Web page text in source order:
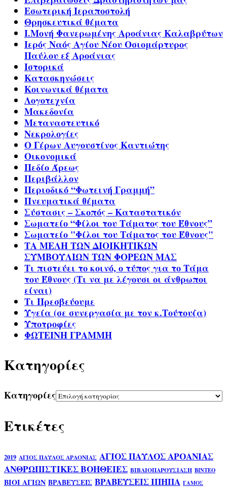
Εσωτερική Ιεραποστολή
Θρησκευτικά θέματα
Ι.Μονή Φανερωμένης Αροάνιας Καλαβρύτων
Ιερός Ναός Αγίου Νέου Οσιομάρτυρος
Παύλου εξ Αροάνιας
Ιστορικά
Κατασκηνώσεις
Κοινωνικά θέματα
Λογοτεχνία
Μακεδονία
Μεταναστευτικό
Νεκρολογίες
Ο Γέρων Αυγουστίνος Καντιώτης
Οικονομικά
Πεδίο Άρεως
Περιβάλλον
Περιοδικό “Φωτεινή Γραμμή”
Πνευματικά θέματα
Σύστασις – Σκοπός – Καταστατικόν
Σωματείο “Φίλοι του Τάματος του Έθνους”
Σωματείο "Φίλοι του Τάματος του Έθνους"
ΤΑ ΜΕΛΗ ΤΩΝ ΔΙΟΙΚΗΤΙΚΩΝ
ΣΥΜΒΟΥΛΙΩΝ ΤΩΝ ΦΟΡΕΩΝ ΜΑΣ
Τι πιστεύει το κοινό, ο τύπος για το Τάμα
του Έθνους (Τι να με λέγουσι οι άνθρωποι
είναι)
Τι Πρεσβεύουμε
Υγεία (σε συνεργασία με τον κ.Τούτουζα)
Υποτροφίες
ΦΩΤΕΙΝΗ ΓΡΑΜΜΗ
Kατηγορίες
Kατηγορίες
Ετικέτες
2019 ΑΓΙΟΣ ΠΑΥΛΟΣ ΑΡΑΟΝΙΑΣ ΑΓΙΟΣ ΠΑΥΛΟΣ ΑΡΟΑΝΙΑΣ
ΑΝΘΡΩΠΙΣΤΙΚΕΣ ΒΟΗΘΕΙΕΣ ΒΙΒΛΙΟΠΑΡΟΥΣΙΑΣΗ ΒΙΝΤΕΟ
ΒΙΟΙ ΑΓΙΩΝ ΒΡΑΒΕΥΣΕΙΣ ΒΡΑΒΕΥΣΕΙΣ ΙΠΗΠΑ ΓΑΜΟΣ